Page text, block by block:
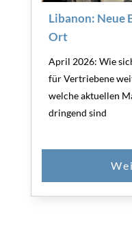
Libanon: Neue
Ort
April 2026: Wie
für Vertriebene
welche aktuellen
dringend sind